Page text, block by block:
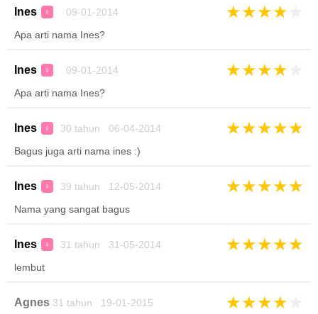
Ines ♀ 09-01-2014 ★★★★
Apa arti nama Ines?
Ines ♀ 09-01-2014 ★★★★
Apa arti nama Ines?
Ines ♀ 30 tahun 06-04-2014 ★★★★★
Bagus juga arti nama ines :)
Ines ♀ 39 tahun 12-05-2014 ★★★★★
Nama yang sangat bagus
Ines ♀ 31 tahun 31-05-2014 ★★★★★
lembut
Agnes 31 tahun 19-01-2015 ★★★★